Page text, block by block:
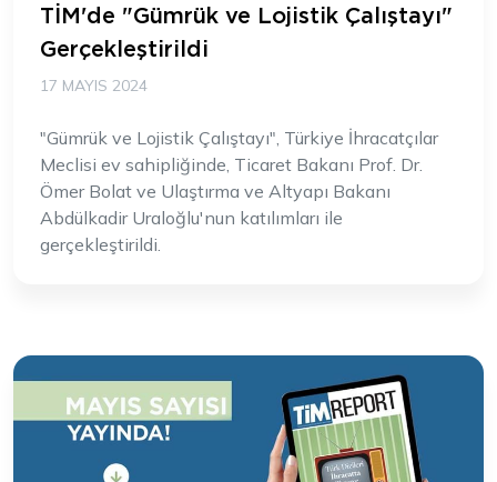
TİM'de "Gümrük ve Lojistik Çalıştayı"
Gerçekleştirildi
17 MAYIS 2024
"Gümrük ve Lojistik Çalıştayı", Türkiye İhracatçılar
Meclisi ev sahipliğinde, Ticaret Bakanı Prof. Dr.
Ömer Bolat ve Ulaştırma ve Altyapı Bakanı
Abdülkadir Uraloğlu'nun katılımları ile
gerçekleştirildi.